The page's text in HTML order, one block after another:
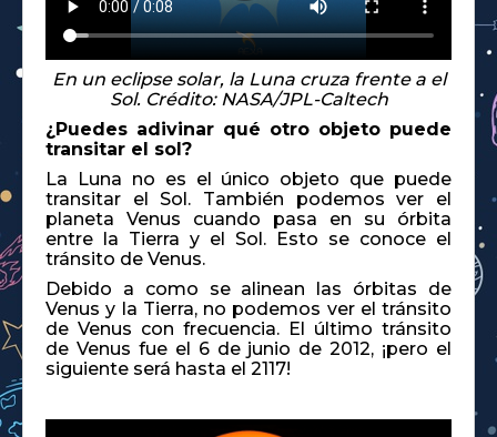
En un eclipse solar, la Luna cruza frente a el
Sol. Crédito: NASA/JPL-Caltech
¿Puedes adivinar qué otro objeto puede
transitar el sol?
La Luna no es el único objeto que puede
transitar el Sol. También podemos ver el
planeta Venus cuando pasa en su órbita
entre la Tierra y el Sol. Esto se conoce el
tránsito de Venus.
Debido a como se alinean las órbitas de
Venus y la Tierra, no podemos ver el tránsito
de Venus con frecuencia. El último tránsito
de Venus fue el 6 de junio de 2012, ¡pero el
siguiente será hasta el 2117!